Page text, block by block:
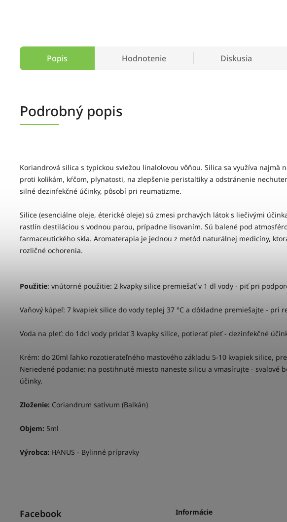
Popis Hodnotenie Diskusia
Podrobný popis
Koriandrová silica s typickou sviežou linalolovou vôňou. Silica sa využíva najmä
proti kolikám, kŕčom, plynatosti, na zlepšenie peristaltiky a odstránenie
silné dezinfekčné účinky, pôsobí pri reumatizme.
Silice (esenciálne oleje, éterické oleje) sú zmesi prchavých látok s liečivými
rastlín destiláciou s vodnou parou, prípadne lisovaním. Sú balené pod
farmaceutického skla. Aromaterapia je jednou z metód naturálnej medicíny,
rozličné ochorenia.
Použitie: vnútorné použitie: 2 kvapky silice premiešať v 1 dl vody - piť pri
Vaňový kúpeľ: 7 kvapiek silice do vody teplej 37 °C a dôkladne premiešajte - pri
Voda na pleť: do 1dcl vody pridať 3 kvapky silice, potierať pleť - dezinfekčné
Krém: do 20ml ľahko rozotierateľného masťového základu 5-10 kvapiek silice,
Neriedené podanie: na postihnuté miesto naneste silicu a vmasírujte - svalové
účinky.
Zloženie: Coriandrum sativum (Balkán)
Objem: 5ml
Výrobca: HANUS - Bylinné prípravky
Facebook Informácie